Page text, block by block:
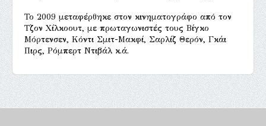
Το 2009 μεταφέρθηκε στον κινηματογράφο από τον
Τζον Χίλκοουτ, με πρωταγωνιστές τους Βίγκο
Μόρτενσεν, Κόντι Σμιτ-Μακφί, Σαρλίζ Θερόν, Γκάι
Πιρς, Ρόμπερτ Ντιβάλ κ.ά.